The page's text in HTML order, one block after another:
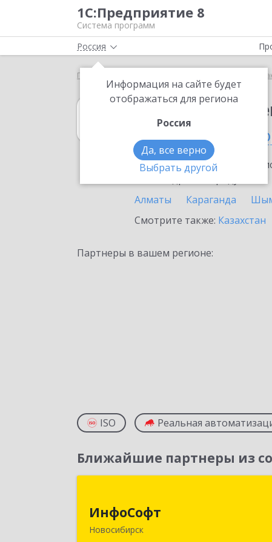
1С:Предприятие 8
Система программ
Россия
Информация на сайте будет
отображаться для региона
Россия
Да, все верно
Выбрать другой
Главная 1С:Государственные и муниципальные
в Усть-
Ознакомьтесь с
Алматы
Караганда
Смотрите также: Казахстан
Партнеры в вашем регионе:
ISO Реальная
Ближайшие партнеры из
ИнфоСофт
Новосибирск
630091, Новосибирская обл,
Новосибирск г, Крылова ул, дом № 31